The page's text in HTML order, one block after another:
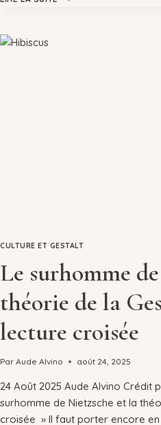
CULTURE ET GESTALT
Le surhomme
théorie de la
lecture croisée
Par Aude Alvino août 24, 2025
24 Août 2025 Aude Alvino Crédit
surhomme de Nietzsche et la
croisée » Il faut porter encore